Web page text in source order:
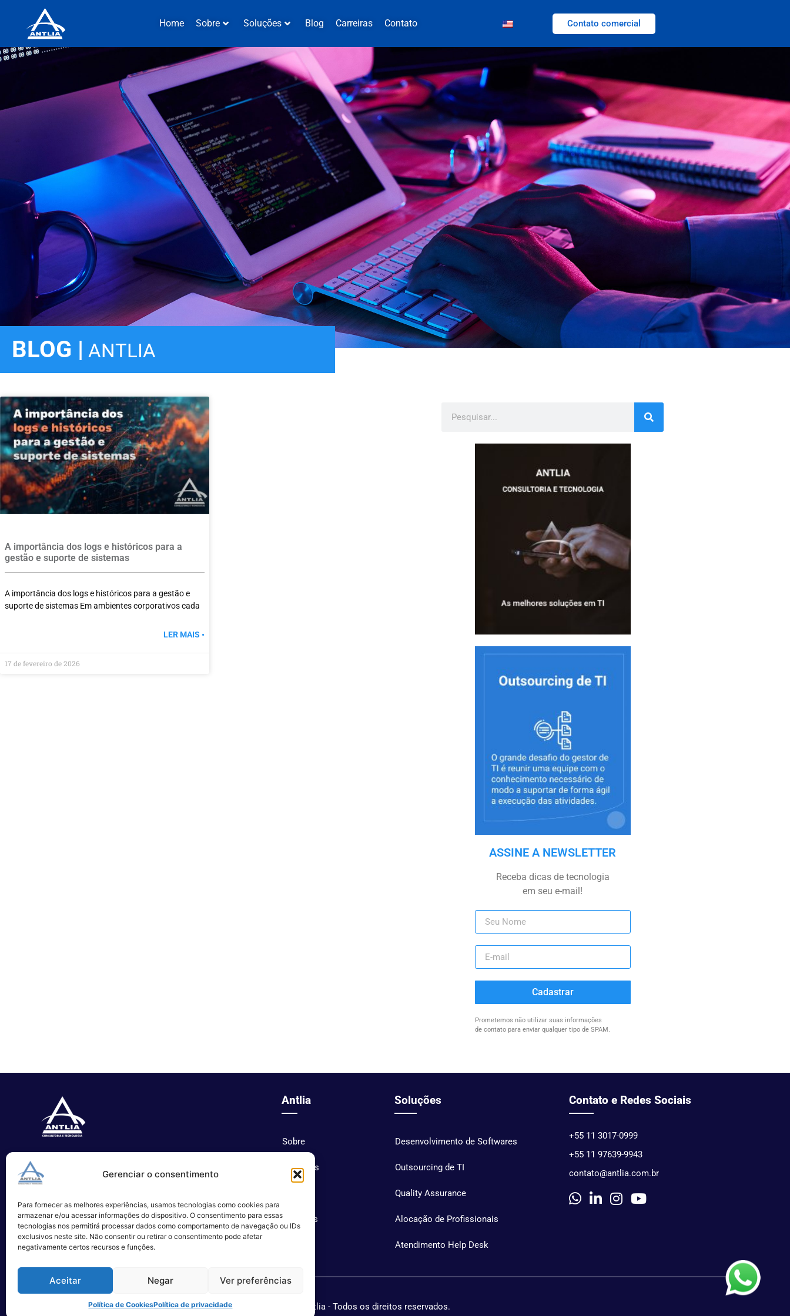
Gerenciar o consentimento
Para fornecer as melhores experiências, usamos tecnologias como cookies para
armazenar e/ou acessar informações do dispositivo. O consentimento para essas
tecnologias nos permitirá processar dados como comportamento de navegação ou IDs
exclusivos neste site. Não consentir ou retirar o consentimento pode afetar
negativamente certos recursos e funções.
Aceitar Negar Ver preferências
Política de CookiesPolítica de privacidade
Home Sobre Soluções Blog Carreiras Contato Contato comercial
BLOG | ANTLIA
A importância dos logs e históricos para a
gestão e suporte de sistemas
A importância dos logs e históricos para a gestão e
suporte de sistemas Em ambientes corporativos cada
LER MAIS •
17 de fevereiro de 2026
ASSINE A NEWSLETTER
Receba dicas de tecnologia
em seu e-mail!
Cadastrar
Prometemos não utilizar suas informações
de contato para enviar qualquer tipo de SPAM.
de softwares e serviços de TI.
Alameda Campinas, 1100 – 3°Andar,
São Paulo
Antlia
Sobre
Soluções
Carreiras
Soluções
Desenvolvimento de Softwares
Outsourcing de TI
Quality Assurance
Alocação de Profissionais
Atendimento Help Desk
Contato e Redes Sociais
+55 11 3017-0999
+55 11 97639-9943
contato@antlia.com.br
Antlia - Todos os direitos reservados.